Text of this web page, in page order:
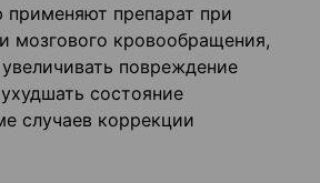
препарат при
мозгового кровообращения,
повреждение
состояние
случаев коррекции